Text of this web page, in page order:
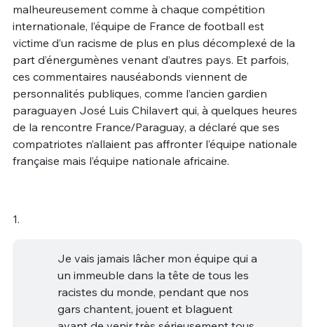
malheureusement comme à chaque compétition
internationale, l’équipe de France de football est
victime d’un racisme de plus en plus décomplexé de la
part d’énergumènes venant d’autres pays. Et parfois,
ces commentaires nauséabonds viennent de
personnalités publiques, comme l’ancien gardien
paraguayen José Luis Chilavert qui, à quelques heures
de la rencontre France/Paraguay, a déclaré que ses
compatriotes n’allaient pas affronter l’équipe nationale
française mais l’équipe nationale africaine.
1.
Je vais jamais lâcher mon équipe qui a
un immeuble dans la tête de tous les
racistes du monde, pendant que nos
gars chantent, jouent et blaguent